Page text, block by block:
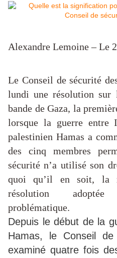
Alexandre Lemoine – Le
Le Conseil de sécurité
lundi une résolution sur
bande de Gaza, la
lorsque la guerre entre
palestinien Hamas a
des cinq membres
sécurité n’a utilisé son
quoi qu’il en soit, la
résolution
problématique.
Depuis le début de la
Hamas, le Conseil
examiné quatre fois